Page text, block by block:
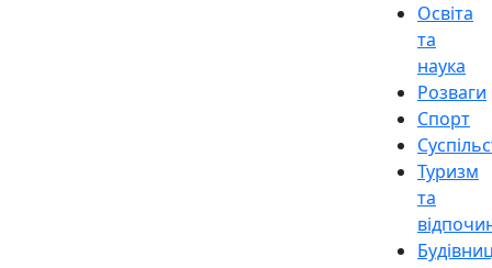
Освіта
та
наука
Розваги
Спорт
Туризм
та